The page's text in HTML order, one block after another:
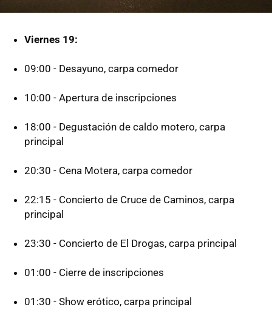
Viernes 19:
09:00 - Desayuno, carpa comedor
10:00 - Apertura de inscripciones
18:00 - Degustación de caldo motero, carpa
principal
20:30 - Cena Motera, carpa comedor
22:15 - Concierto de Cruce de Caminos, carpa
principal
23:30 - Concierto de El Drogas, carpa principal
01:00 - Cierre de inscripciones
01:30 - Show erótico, carpa principal